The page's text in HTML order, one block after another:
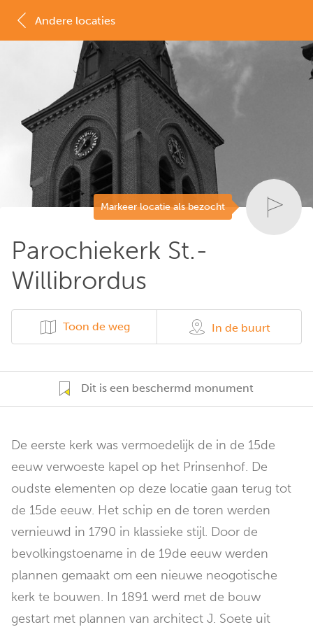
Markeer locatie als bezocht
Parochiekerk St.-
Willibrordus
Toon de weg In de buurt
Dit is een beschermd monument
De eerste kerk was vermoedelijk de in de 15de
eeuw verwoeste kapel op het Prinsenhof. De
oudste elementen op deze locatie gaan terug tot
de 15de eeuw. Het schip en de toren werden
vernieuwd in 1790 in klassieke stijl. Door de
bevolkingstoename in de 19de eeuw werden
plannen gemaakt om een nieuwe neogotische
kerk te bouwen. In 1891 werd met de bouw
gestart met plannen van architect J. Soete uit
Andere locaties
MAP LIJST